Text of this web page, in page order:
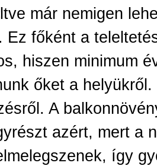
már nemigen
Ez főként a
hiszen minimum
őket a helyükről.
A
azért, mert a
így